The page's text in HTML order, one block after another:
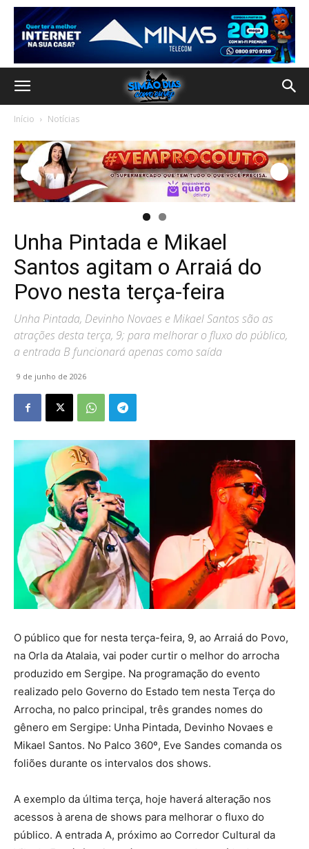
Início Notícias
Unha Pintada e Mikael
Santos agitam o Arraiá do
Povo nesta terça-feira
Unha Pintada, Devinho Novaes e Mikael Santos são as
atrações desta terça, 9; para melhorar o fluxo do público,
a entrada B funcionará apenas como saída
9 de junho de 2026
O público que for nesta terça-feira, 9, ao Arraiá do Povo,
na Orla da Atalaia, vai poder curtir o melhor do arrocha
produzido em Sergipe. Na programação do evento
realizado pelo Governo do Estado tem nesta Terça do
Arrocha, no palco principal, três grandes nomes do
gênero em Sergipe: Unha Pintada, Devinho Novaes e
Mikael Santos. No Palco 360º, Eve Sandes comanda os
foliões durante os intervalos dos shows.
A exemplo da última terça, hoje haverá alteração nos
acessos à arena de shows para melhorar o fluxo do
público. A entrada A, próximo ao Corredor Cultural da